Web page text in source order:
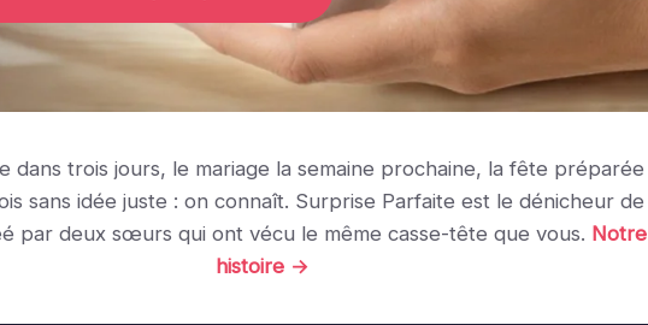
dans trois jours, le mariage la semaine prochaine, la fête préparée
sans idée juste : on connaît. Surprise Parfaite est le dénicheur de
par deux sœurs qui ont vécu le même casse-tête que vous. Notre
histoire →